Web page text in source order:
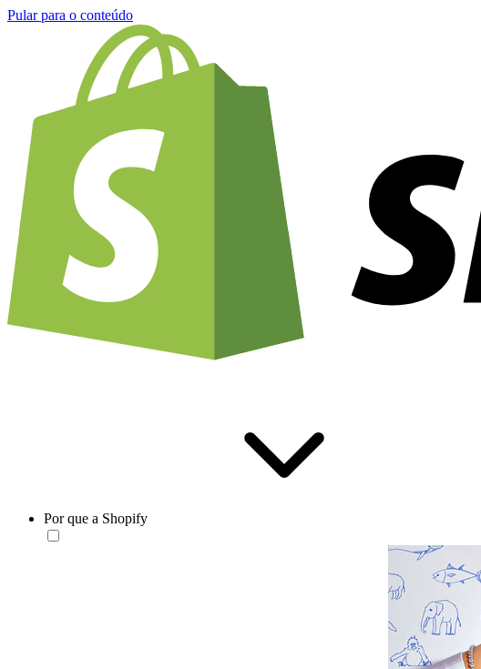
Pular para o conteúdo
Por que a Shopify